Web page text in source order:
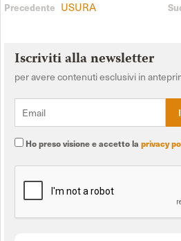
Precedente USURA
Iscriviti alla newsletter
per avere contenuti esclusivi in
Ho preso visione e accetto la privacy